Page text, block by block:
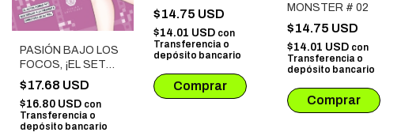
PASIÓN BAJO LOS
FOCOS, ¡EL SET
ESTÁ QUE ARDE!
$17.68 USD
$16.80 USD con
Transferencia o
depósito bancario
$14.75 USD
$14.01 USD con
Transferencia o
depósito bancario
MONSTER # 02
$14.75 USD
$14.01 USD con
Transferencia o
depósito bancario